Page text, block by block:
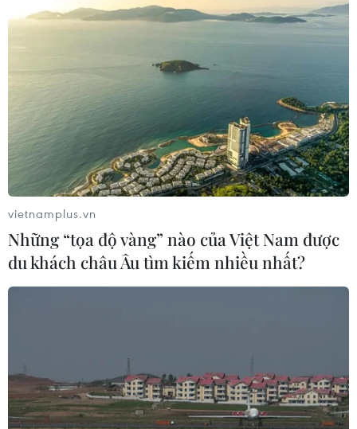
#cao tốc bắc-nam
#tập đoàn đèo cả
Theo dõi VietnamPlus
vietnamplus.vn
Những “tọa độ vàng” nào của Việt Nam được
du khách châu Âu tìm kiếm nhiều nhất?